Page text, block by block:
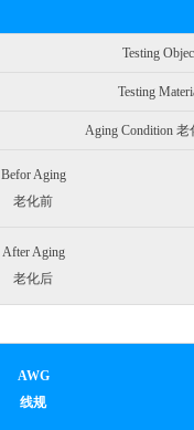
Testing
Testing
Aging Condition
Befor Aging
老化前
After Aging
老化后
AWG
线规